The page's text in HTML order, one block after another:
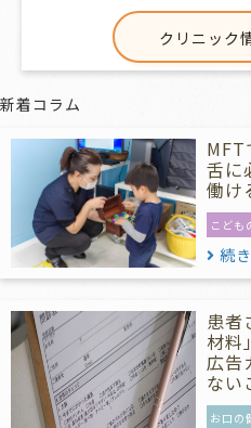
クリニック
新着コラム
MFT
舌に
働け
こども
続
患者
材料
広告
ない
お口の